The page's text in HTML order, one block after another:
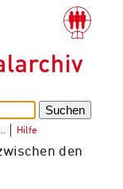
Hilfe
den